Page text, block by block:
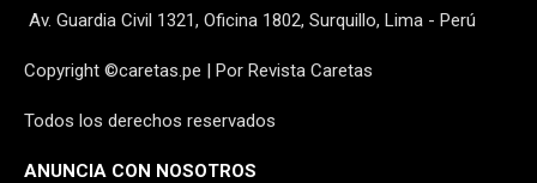
Av. Guardia Civil 1321, Oficina 1802, Surquillo, Lima - Perú
Copyright ©caretas.pe | Por Revista Caretas
Todos los derechos reservados
ANUNCIA CON NOSOTROS